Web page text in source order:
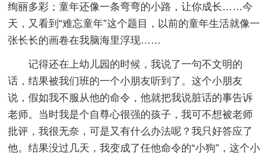
绚丽多彩；童年还像一条弯弯的小路，让你成长……今
天，又看到“难忘童年”这个题目，以前的童年生活就像一
张长长的画卷在我脑海里浮现……
记得还在上幼儿园的时候，我说了一句不文明的
话，结果被我们班的一个小朋友听到了。这个小朋友
说，假如我不服从他的命令，他就把我说脏话的事告诉
老师。当时我是个自尊心很强的孩子，我可不想被老师
批评，我很无奈，可是又有什么办法呢？我只好答应了
他。结果没过几天，我变成了任他命令的“小狗”，这个小